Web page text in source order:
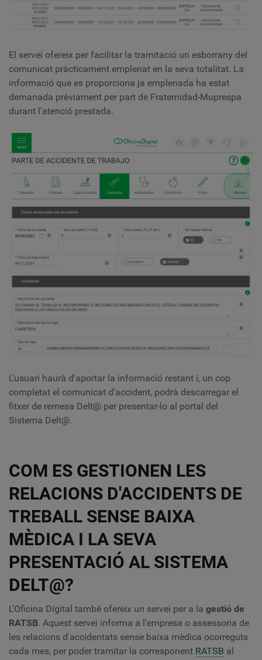
El servei ofereix per facilitar la tramitació un esborrany del
comunicat pràcticament emplenat en la seva totalitat. La
informació que es proporciona ja emplenada ha estat
demanada prèviament per part de Fraternidad-Muprespa
durant l'atenció prestada.
L'usuari haurà d'aportar la informació restant i, un cop
completat el comunicat d'accident, podrà descarregar el
fitxer de remesa Delt@ per presentar-lo al portal del
Sistema Delt@.
COM ES GESTIONEN LES
RELACIONS D'ACCIDENTS DE
TREBALL SENSE BAIXA
MÈDICA I LA SEVA
PRESENTACIÓ AL SISTEMA
DELT@?
L'Oficina Digital també ofereix un servei per a la gestió de
RATSB. Aquest servei informa a l'empresa o assessoria de
les relacions d'accidentats sense baixa mèdica ocorreguts
cada mes, per poder tramitar la corresponent RATSB al